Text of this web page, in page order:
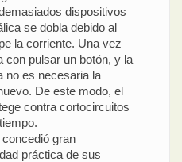
dispositivos
se dobla debido al
la corriente. Una vez
con pulsar un botón, y la
no es necesaria la
De este modo, el
contra cortocircuitos
gran
práctica de sus